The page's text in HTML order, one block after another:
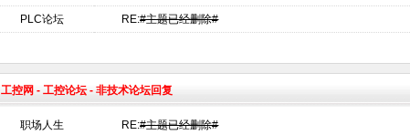
PLC论坛 RE:#主题已经删除#
工控网 - 工控论坛- 非技术论坛回复
职场人生 RE:#主题已经删除#